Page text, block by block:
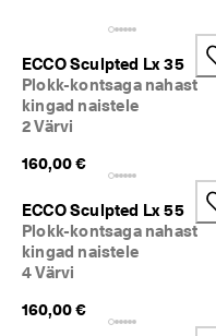
Vaata
ECCO.kollektive
Minu konto
Kauplused
Hakka ECCO liikmeks ja saad
osaleda sündmustel ja palju
ECCO Sculpted Lx 35
Plokk-kontsaga nahast
kingad naistele
2 Värvi
160,00 €
ECCO Sculpted Lx 55
Plokk-kontsaga nahast
kingad naistele
4 Värvi
160,00 €